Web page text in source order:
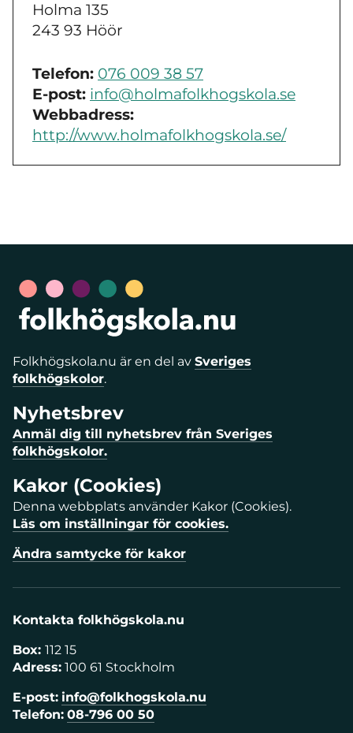
Holma 135
243 93 Höör
Telefon: 076 009 38 57
E-post: info@holmafolkhogskola.se
Webbadress:
http://www.holmafolkhogskola.se/
Folkhögskola.nu är en del av Sveriges
folkhögskolor.
Nyhetsbrev
Anmäl dig till nyhetsbrev från Sveriges
folkhögskolor.
Kakor (Cookies)
Denna webbplats använder Kakor (Cookies).
Läs om inställningar för cookies.
Ändra samtycke för kakor
Kontakta folkhögskola.nu
Box: 112 15
Adress: 100 61 Stockholm
E-post: info@folkhogskola.nu
Telefon: 08-796 00 50